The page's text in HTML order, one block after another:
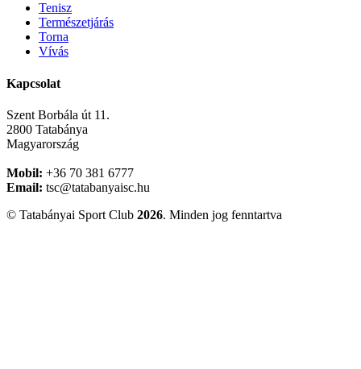
Tenisz
Természetjárás
Torna
Vívás
Kapcsolat
Szent Borbála út 11.
2800 Tatabánya
Magyarország
Mobil: +36 70 381 6777
Email: tsc@tatabanyaisc.hu
© Tatabányai Sport Club 2026. Minden jog fenntartva